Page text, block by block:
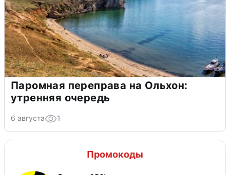
Паромная переправа на Ольхон:
утренняя очередь
6 августа 1
Промокоды